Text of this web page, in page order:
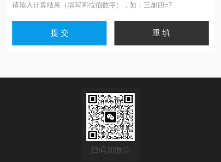
请输入计算结果（填写阿拉伯数字），如：三加四=7
扫码加微信